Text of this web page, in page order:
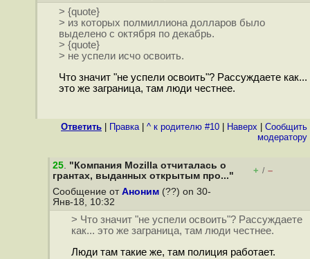
> {quote}
> из которых полмиллиона долларов было
выделено с октября по декабрь.
> {quote}
> не успели исчо освоить.
Что значит "не успели освоить"? Рассуждаете как...
это же заграница, там люди честнее.
Ответить Правка| ^ к родителю #10 Наверх
Cообщить
модератору
25. "Компания Mozilla отчиталась о
грантах, выданных открытым про..."
+ / –
Сообщение от Аноним (??) on 30-
Янв-18, 10:32
> Что значит "не успели освоить"? Рассуждаете
как... это же заграница, там люди честнее.
Люди там такие же, там полиция работает.